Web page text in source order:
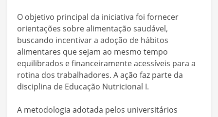
O objetivo principal da iniciativa foi fornecer
orientações sobre alimentação saudável,
buscando incentivar a adoção de hábitos
alimentares que sejam ao mesmo tempo
equilibrados e financeiramente acessíveis para a
rotina dos trabalhadores. A ação faz parte da
disciplina de Educação Nutricional I.
A metodologia adotada pelos universitários